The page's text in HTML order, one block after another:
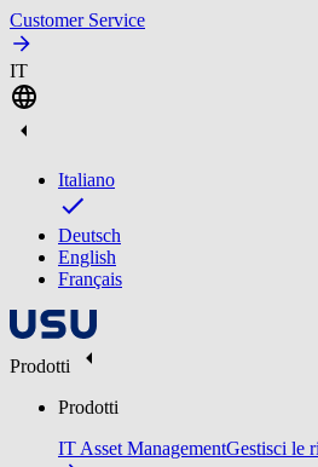
Customer Service
IT
Italiano
Deutsch
English
Français
Prodotti
Prodotti
IT Asset ManagementGestisci le